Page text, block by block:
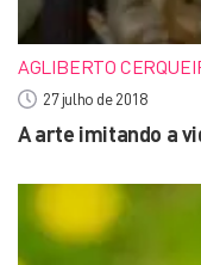
AGLIBERTO
27 julho de 2018
A arte imitando a